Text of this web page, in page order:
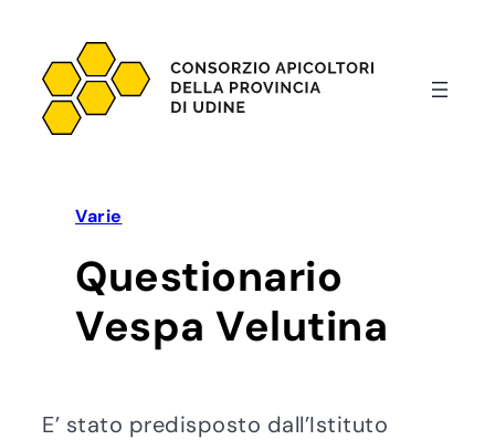
contenuto
Varie
Questionario
Vespa Velutina
E’ stato predisposto dall’Istituto